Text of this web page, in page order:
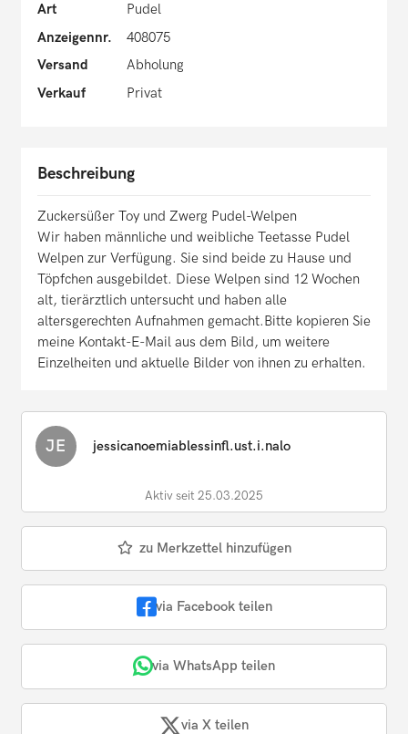
Art
Pudel
Anzeigennr.
408075
Versand
Abholung
Verkauf
Privat
Beschreibung
Zuckersüßer Toy und Zwerg Pudel-Welpen
Wir haben männliche und weibliche Teetasse Pudel
Welpen zur Verfügung. Sie sind beide zu Hause und
Töpfchen ausgebildet. Diese Welpen sind 12 Wochen
alt, tierärztlich untersucht und haben alle
altersgerechten Aufnahmen gemacht.Bitte kopieren Sie
meine Kontakt-E-Mail aus dem Bild, um weitere
Einzelheiten und aktuelle Bilder von ihnen zu erhalten.
JE jessicanoemiablessinfl.ust.i.nalo
Aktiv seit 25.03.2025
zu Merkzettel hinzufügen
via Facebook teilen
via WhatsApp teilen
via X teilen